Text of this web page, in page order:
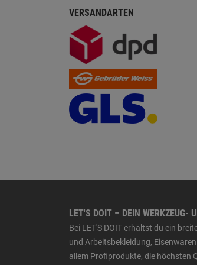
VERSANDARTEN
LET'S DOIT – DEIN WERKZEUG-
Bei LET'S DOIT erhältst du ein
und Arbeitsbekleidung,
allem Profiprodukte, die höchsten